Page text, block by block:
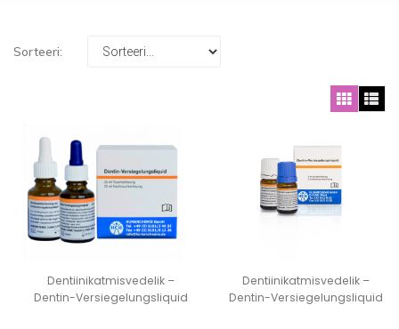
Sorteeri:
Dentiinikatmisvedelik –
Dentin-Versiegelungsliquid
Dentiinikatmisvedelik –
Dentin-Versiegelungsliquid